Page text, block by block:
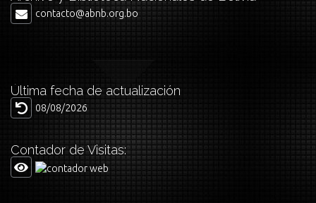
contacto@abnb.org.bo
Última fecha de actualización
08/08/2026
Contador de Visitas: